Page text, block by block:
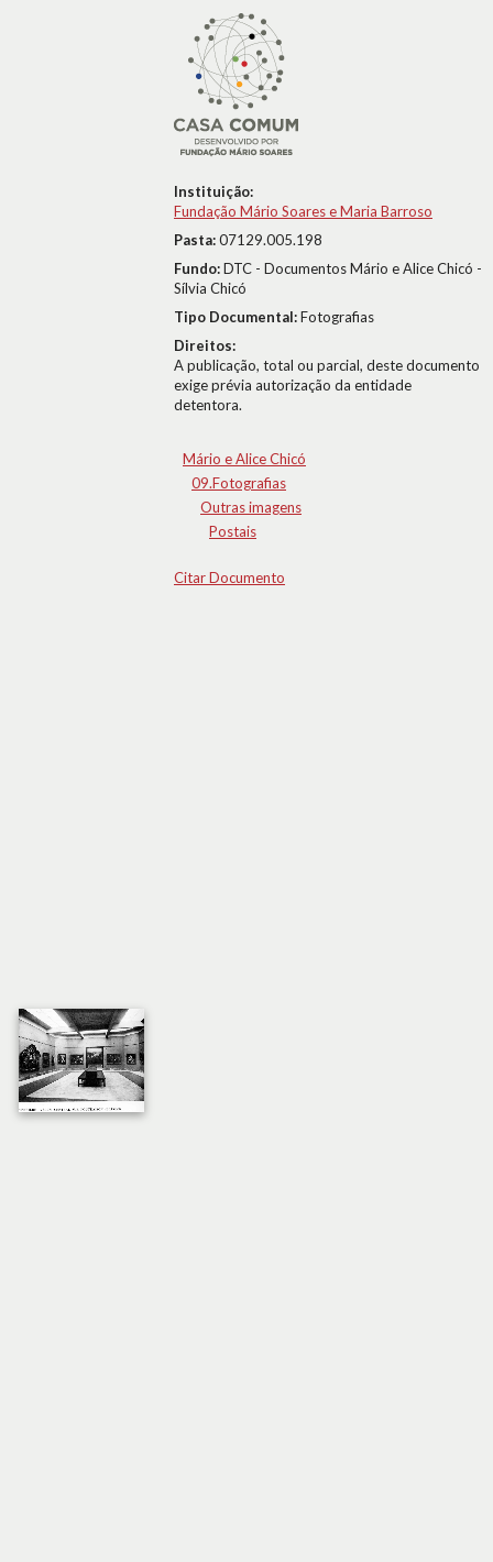
Instituição:
Fundação Mário Soares e Maria Barroso
Pasta:07129.005.198
Fundo:DTC - Documentos Mário e Alice Chicó -
Sílvia Chicó
Tipo Documental:Fotografias
Direitos:
A publicação, total ou parcial, deste documento
exige prévia autorização da entidade
detentora.
Mário e Alice Chicó
09.Fotografias
Outras imagens
Postais
Citar Documento